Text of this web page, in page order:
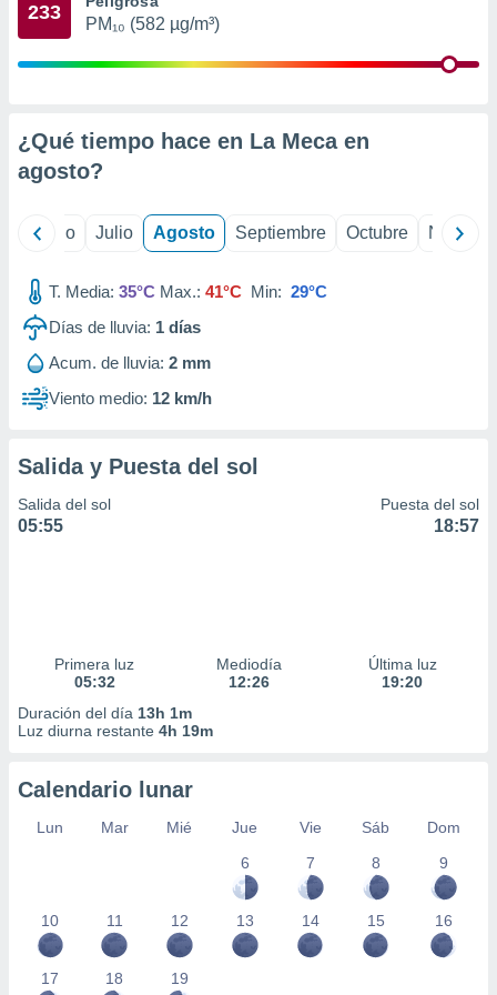
publicidad
publicidad
1199
233
PM₁₀ (582 µg/m³)
¿Qué tiempo hace en La Meca en
agosto?
Junio Julio Agosto Septiembre Octubre
T. Media: 35°C Max.: 41°C Min: 29°C
Días de lluvia: 1 días
Acum. de lluvia: 2 mm
Viento medio: 12 km/h
Salida y Puesta del sol
Salida del sol
05:55
Puesta del sol
18:57
Primera luz
05:32
Mediodía
12:26
Última luz
19:20
Duración del día 13h 1m
Luz diurna restante 4h 19m
Calendario lunar
Lun Mar Mié Jue Vie Sáb
Dom
6
7 8 9
10 11 12 13 14 15 16
17 18 19